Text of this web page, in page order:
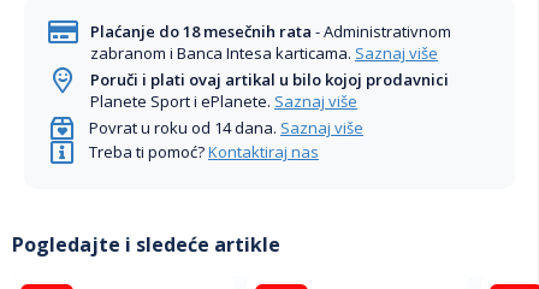
Plaćanje do 18 mesečnih rata - Administrativnom
zabranom i Banca Intesa karticama. Saznaj više
Poruči i plati ovaj artikal u bilo kojoj prodavnici
Planete Sport i ePlanete. Saznaj više
Povrat u roku od 14 dana. Saznaj više
Treba ti pomoć?Kontaktiraj nas
Pogledajte i sledeće artikle